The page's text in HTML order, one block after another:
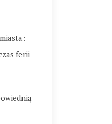
ferii